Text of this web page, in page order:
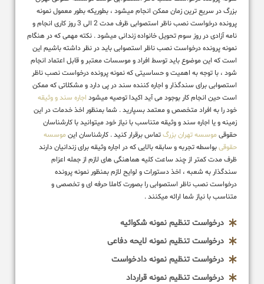
بزرگ در سریع ترین زمان ممکن انجام میشود ، بطوریکه بطور معمول نمونه
پرونده درخواست نصب ناظر استصوابی ظرف مدت 2 الی 3 روز کاری انجام و
نامه آزادی در روز سوم تحویل خانواده زندانی میشود . نکته مهمی که در هنگام
نمونه پرونده درخواست نصب ناظر استصوابی باید در نظر داشته باشیم این
است که این موضوع باید توسط افراد و موسسات معتبر و قابل اعتماد انجام
شود ، با توجه به اهمیت و حساسیتی که نمونه پرونده درخواست نصب ناظر
استصوابی برای سندگذار و اجاره کننده سند در پی دارد و مشکلاتی که ممکن
است حین انجام کار بوجود می آید اکیدا توصیه میشود اجاره سند و وثیقه
خود را به افراد متخصص و معتمد بسپارید . شما بمنظور اخذ خدمات در این
زمینه و یا اجاره سند و وثیقه متناسب با نیاز خود میتوانید با کارشناسان
حقوقی موسسه تهران بزرگتماس برقرار کنید . کارشناسان این موسسه
حقوقیبواسطه تجربه و سابقه بالایی که در اجاره وثیقه برای زندانیان دارند
ظرف مدت کمتر از چند ساعت کلیه هماهنگی های لازم از جمله اعزام
سندگذار به شعبه ، اخذ دستورات و لوایح لازم بمنظور نمونه پرونده
درخواست نصب ناظر استصوابی را بصورت کاملا حرفه ای و تخصصی و
متناسب با نیاز شما ارائه میکنند .
درخواست تنظیم نمونه شکوائیه
درخواست تنظیم نمونه لایحه دفاعی
درخواست تنظیم نمونه دادخواست
درخواست تنظیم نمونه قرارداد